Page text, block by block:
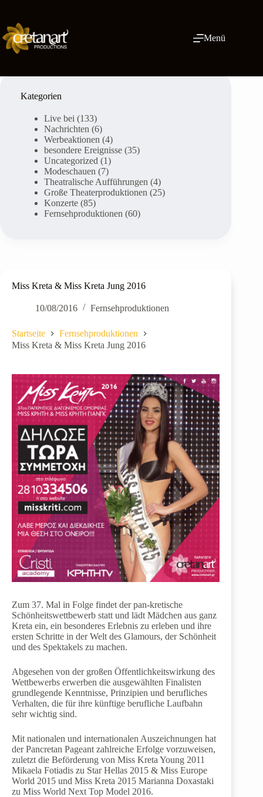
springen
Menü
Miss Kreta & Miss Kreta Jung 2016
10/08/2016 Fernsehproduktionen
Startseite
Fernsehproduktionen
Miss Kreta & Miss Kreta Jung 2016
Zum 37. Mal in Folge findet der pan-kretische
Schönheitswettbewerb statt und lädt Mädchen aus ganz
Kreta ein, ein besonderes Erlebnis zu erleben und ihre
ersten Schritte in der Welt des Glamours, der Schönheit
und des Spektakels zu machen.
Abgesehen von der großen Öffentlichkeitswirkung des
Wettbewerbs erwerben die ausgewählten Finalisten
grundlegende Kenntnisse, Prinzipien und berufliches
Verhalten, die für ihre künftige berufliche Laufbahn
sehr wichtig sind.
Mit nationalen und internationalen Auszeichnungen hat
der Pancretan Pageant zahlreiche Erfolge vorzuweisen,
zuletzt die Beförderung von Miss Kreta Young 2011
Mikaela Fotiadis zu Star Hellas 2015 & Miss Europe
World 2015 und Miss Kreta 2015 Marianna Doxastaki
zu Miss World Next Top Model 2016.
Kategorien
Live bei (133)
Nachrichten (6)
Werbeaktionen (4)
besondere Ereignisse (35)
Uncategorized (1)
Modeschauen (7)
Theatralische Aufführungen (4)
Große Theaterproduktionen (25)
Konzerte (85)
Fernsehproduktionen (60)